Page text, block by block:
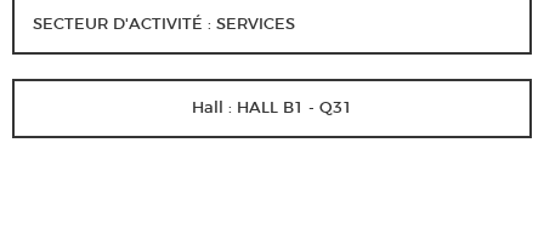
SECTEUR D'ACTIVITÉ : SERVICES
Hall : HALL B1 - Q31